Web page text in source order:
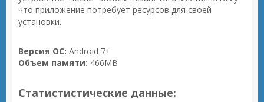
что приложение потребует ресурсов для своей
установки.
Версия ОС: Android 7+
Объем памяти: 466MB
Статистистические данные: